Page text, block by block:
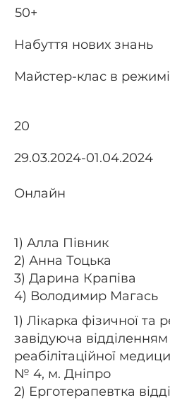
50+
Набуття нових знань
Майстер-клас в
20
29.03.2024-01.04.2024
Онлайн
1) Алла Півник
2) Анна Тоцька
3) Дарина Крапіва
4) Володимир Магась
1) Лікарка фізичної та
завідуюча відділенням
реабілітаційної
№ 4, м. Дніпро
2) Ерготерапевтка